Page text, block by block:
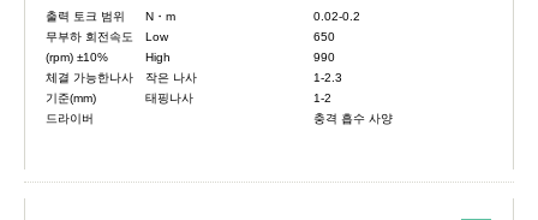
출력 토크 범위
N・m
무부하 회전속도
(rpm) ±10%
Low
High
체결 가능한나사
기준(mm)
작은 나사
태핑나사
드라이버
0.02-0.2
650
990
1-2.3
1-2
충격 흡수 사양